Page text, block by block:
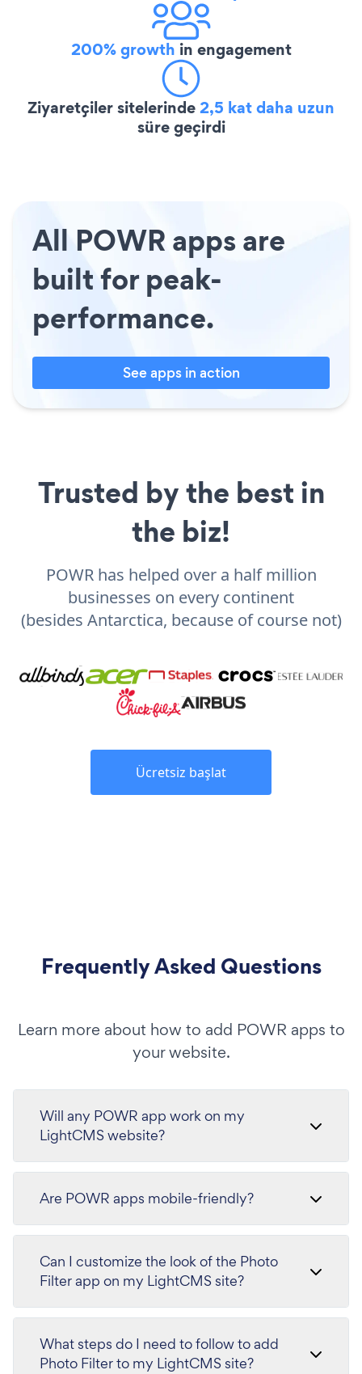
200% growth in engagement
Ziyaretçiler sitelerinde2,5 kat daha uzun
süre geçirdi
All POWR apps are
built for peak-
performance.
See apps in action
Trusted by the best in
the biz!
POWR has helped over a half million
businesses on every continent
(besides Antarctica, because of course not)
Ücretsiz başlat
Frequently Asked Questions
Learn more about how to add POWR apps to
your website.
Will any POWR app work on my
LightCMS website?
Are POWR apps mobile-friendly?
Can I customize the look of the Photo
Filter app on my LightCMS site?
What steps do I need to follow to add
Photo Filter to my LightCMS site?